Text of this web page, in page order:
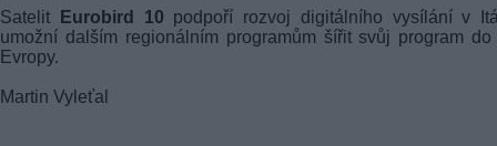
Satelit Eurobird 10 podpoří rozvoj digitálního vysílání v
umožní dalším regionálním programům šířit svůj program do
Evropy.
Martin Vyleťal